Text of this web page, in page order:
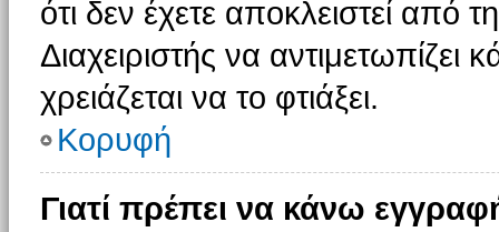
ότι δεν έχετε αποκλειστεί από
Διαχειριστής να αντιμετωπίζει
χρειάζεται να το φτιάξει.
Κορυφή
Γιατί πρέπει να κάνω